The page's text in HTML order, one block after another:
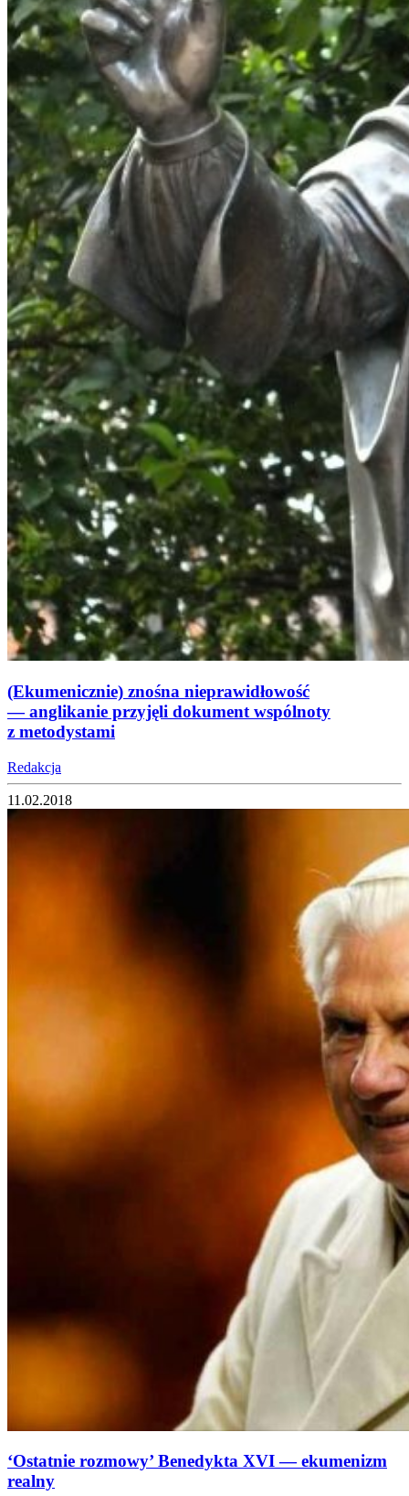
(Ekumenicznie) znośna nieprawidłowość
— anglikanie przyjęli dokument wspólnoty
z metodystami
Redakcja
11.02.2018
‘Ostatnie rozmowy’ Benedykta XVI — ekumenizm
realny